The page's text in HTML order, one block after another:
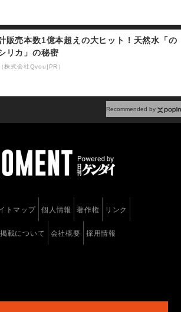
販売本数1億本超えの大ヒット！天然水「の
リカ」の秘密
株式会社Qvou|PR）
Recommended by
トマップ 個人情報 著作権 リンク
載について 会社概要 採用情報